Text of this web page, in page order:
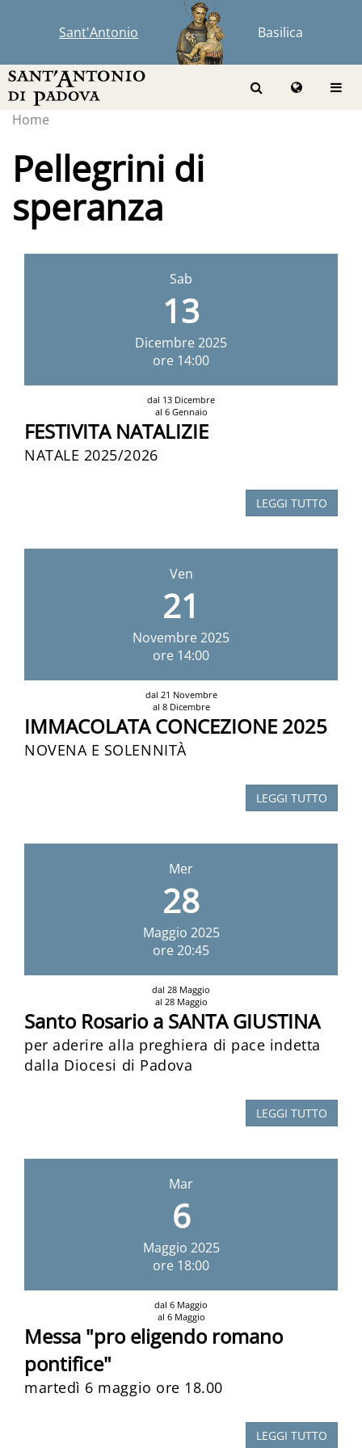
Sant'Antonio Basilica
Home
Pellegrini di
speranza
Sab
13
Dicembre 2025
ore 14:00
dal 13 Dicembre
al 6 Gennaio
FESTIVITA NATALIZIE
NATALE 2025/2026
LEGGI TUTTO
Ven
21
Novembre 2025
ore 14:00
dal 21 Novembre
al 8 Dicembre
IMMACOLATA CONCEZIONE 2025
NOVENA E SOLENNITÀ
LEGGI TUTTO
Mer
28
Maggio 2025
ore 20:45
dal 28 Maggio
al 28 Maggio
Santo Rosario a SANTA GIUSTINA
per aderire alla preghiera di pace indetta
dalla Diocesi di Padova
LEGGI TUTTO
Mar
6
Maggio 2025
ore 18:00
dal 6 Maggio
al 6 Maggio
Messa "pro eligendo romano
pontifice"
martedì 6 maggio ore 18.00
LEGGI TUTTO